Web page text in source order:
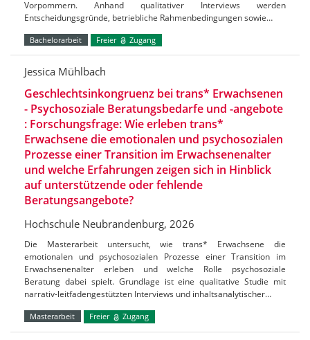
Vorpommern. Anhand qualitativer Interviews werden
Entscheidungsgründe, betriebliche Rahmenbedingungen sowie…
Bachelorarbeit Freier Zugang
Jessica Mühlbach
Geschlechtsinkongruenz bei trans* Erwachsenen
- Psychosoziale Beratungsbedarfe und -angebote
: Forschungsfrage: Wie erleben trans*
Erwachsene die emotionalen und psychosozialen
Prozesse einer Transition im Erwachsenenalter
und welche Erfahrungen zeigen sich in Hinblick
auf unterstützende oder fehlende
Beratungsangebote?
Hochschule Neubrandenburg, 2026
Die Masterarbeit untersucht, wie trans* Erwachsene die
emotionalen und psychosozialen Prozesse einer Transition im
Erwachsenenalter erleben und welche Rolle psychosoziale
Beratung dabei spielt. Grundlage ist eine qualitative Studie mit
narrativ-leitfadengestützten Interviews und inhaltsanalytischer…
Masterarbeit Freier Zugang